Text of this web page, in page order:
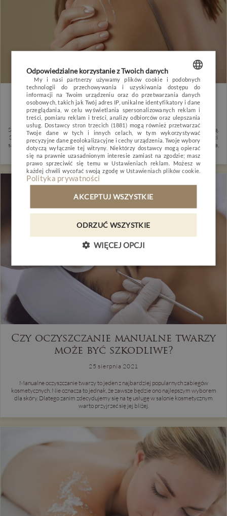
OPINIE BLOG POGODA VOUCHER
POKOJE I PAKIETY
DLA DZIECI
MINERAL SPA
RESTAURACJA
NATURE & ACTIVE
BIZNES
GALERIA
KONTAKT
REZERWACJA
Wpływ cukrzycy na wygląd skóry
3 września 2021
Suchość skóry, świąd czy nawracające grzybice nadal rzadko są kojarzone z cukrzycą.
Skóra chorego jest znacznie cieńsza niż u zdrowego człowieka. U kobiet dolegliwości
są bardziej dokuczliwe, bo ich skóra jest cieńsza, mniej elastyczna, bardziej wrażliwa,
łatwiej ulega uszkodzeniu i boleśniej reaguje na niedostateczne nawilżenie.
Czy oczyszczanie manualne twarzy
może być szkodliwe?
25 sierpnia 2021
Manualne oczyszczanie twarzy to jeden z najbardziej popularnych zabiegów
kosmetycznych. Nie oznacza to jednak, że zawsze będzie ono najlepszym wyborem
dla skóry. Dlatego zanim zdecydujemy się na tę usługę w salonie kosmetycznym
warto przyjrzeć się jej bliżej.
POLISH
ENGLISH
GERMAN
CZECH
Odpowiedzialne korzystanie z Twoich danych
My i nasi partnerzy używamy plików cookie i podobnych
technologii do przechowywania i uzyskiwania dostępu do
informacji na Twoim urządzeniu oraz do przetwarzania danych
osobowych, takich jak Twój adres IP, unikalne identyfikatory i dane
przeglądania, w celu wyświetlania spersonalizowanych reklam i
treści, pomiaru reklam i treści, analizy odbiorców oraz ulepszania
usług. Dostawcy stron trzecich (1881)mogą również przetwarzać
Twoje dane w tych i innych celach, w tym wykorzystywać
precyzyjne dane geolokalizacyjne i cechy urządzenia. Twoje wybory
dotyczą wyłącznie tej witryny. Niektórzy dostawcy mogą opierać
się na prawnie uzasadnionym interesie zamiast na zgodzie; masz
prawo sprzeciwić się temu w Ustawieniach reklam . Możesz w
każdej chwili wycofać swoją zgodę w Ustawieniach plików cookie
Polityka prywatności
AKCEPTUJ WSZYSTKIE
ODRZUĆ WSZYSTKIE
WIĘCEJ OPCJI